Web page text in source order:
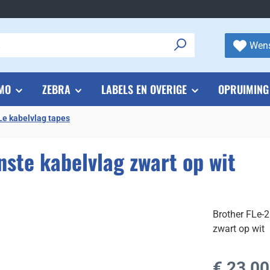
ZEBRA LABELS EN OVERIGE OPRUIMING
kabelvlag tapes
kabelvlag zwart op wit
Brother FLe-
zwart op wit
Normale prijs: